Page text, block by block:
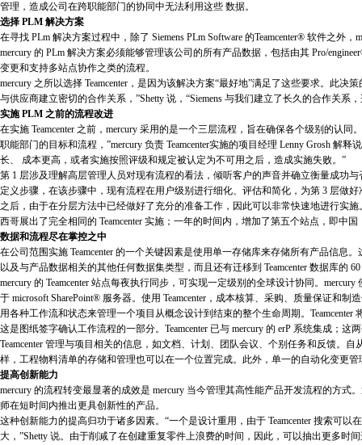
管理，造成公司在跨职能部门的协同中无法利用这些 数据。
选择 PLM 解决方案
在寻找 PLm 解决方案过程中，除了 Siemens PLm Software 的Teamcenter® 软件之外，
mercury 的 PLm 解决方案必须能够管理该公司的所有产品数据，包括由其 Pro/
变更和支持多站点协作之类的流程。
mercury 之所以选择 Teamcenter，是因为该解决方案“最好地”满足了这些要求。此决
与供应商建立密切的合作关系，”Shetty 说，“Siemens 与我们建立了长久的合作关
实施 PLM 之前的流程改进
在实施 Teamcenter 之前，mercury 采用的是一个三层流程，旨在确保各个级别的认
职能部门的目标和流程，”mercury 负责 Teamcenter实施的项目经理 Lenny Grosh
长、 成本更高，或者实施按照评级和规定被认定为不可用之后，造成实施失败。”
第 1 层涉及理解高层管理人员对现有流程的看法，倾听客户的声音并确立衡量成功
定义步骤，在该步骤中，现有流程在用户级别进行细化、评估和简化，为第 3 层做
之后，由于在分层方法中已经做好了充分的准备工作，因此可以非常快速地进行实
西哥展出了完全相同的 Teamcenter 实施；一年的时间内，增加了第五个站点，即中国
数据和流程尽在掌控之中
在公司范围实施 Teamcenter 的一个关键因素是使用单一存储库来存储所有产品信息
以及与产品数据相关的其他任何数据集类型，而且还有迁移到 Teamcenter 数据库的
mercury 的 Teamcenter 站点每夜执行同步，可实现一定级别的全球设计协同。
于 microsoft SharePoint® 服务器。使用 Teamcenter，成本核算、采购、质量保证和
用各种工作流和状态来管理一个项目从概念设计到结束的整个生命周期。
这是图纸签字确认工作流程的一部分。Teamcenter 已与 mercury 的 erP 系统集成；这
Teamcenter 管理与项目相关的信息，如文档、计划、团队会议、个别任务和反馈。
样，工程物料清单的存储和管理也可以在一个位置完成。此外，单一的自动化变更
提高创新能力
mercury 的流程转变最显著的成效是 mercury 当今管理其高性能产品开发流程的方
师在短时间内推出更具创新性的产品。
这种创新能力的提高归功于诸多因素。“一个是设计重用，由于 Teamcenter 搜索可
大，”Shetty 说。由于削减了在创建重复零件上浪费的时间，因此，可以抽出更多时